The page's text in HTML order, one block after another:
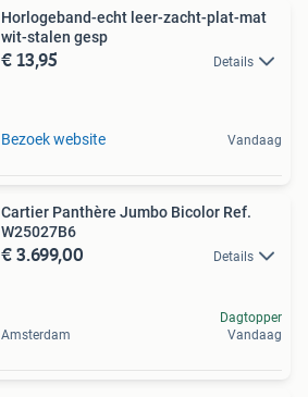
Horlogeband-echt leer-zacht-plat-mat
wit-stalen gesp
€ 13,95 Details
Bezoek website Vandaag
Cartier Panthère Jumbo Bicolor Ref.
W25027B6
€ 3.699,00 Details
Amsterdam
Dagtopper
Vandaag